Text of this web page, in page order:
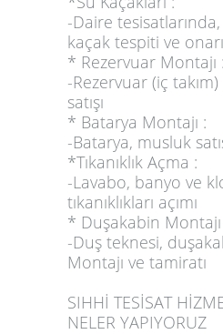
-Daire
kaçak tespiti ve
* Rezervuar Montajı :
-Rezervuar (iç
satışı
* Batarya Montajı :
-Batarya, musluk
*Tıkanıklık Açma :
-Lavabo, banyo ve
tıkanıklıkları açımı
* Duşakabin
-Duş teknesi,
Montajı ve tamiratı
SIHHİ TESİSAT
NELER YAPIYORUZ